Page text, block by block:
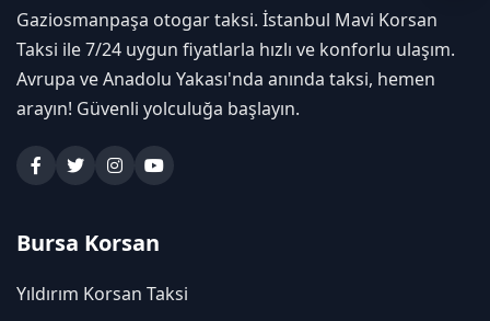
Gaziosmanpaşa otogar taksi. İstanbul Mavi Korsan
Taksi ile 7/24 uygun fiyatlarla hızlı ve konforlu ulaşım.
Avrupa ve Anadolu Yakası'nda anında taksi, hemen
arayın! Güvenli yolculuğa başlayın.
Bursa Korsan
Yıldırım Korsan Taksi